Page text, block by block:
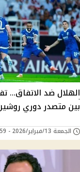
الهلال ضد الاتفاق…
بين متصدر دوري
الجمعة 13/فبراير/2026 - 05:59 م